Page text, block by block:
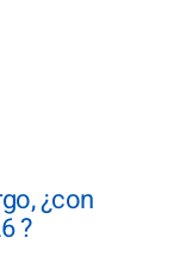
¿con
?